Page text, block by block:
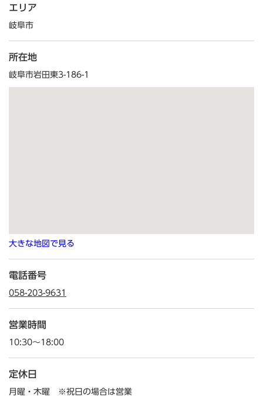
エリア
岐阜市
所在地
岐阜市岩田東3-186-1
大きな地図で見る
電話番号
058-203-9631
営業時間
10:30～18:00
定休日
月曜・木曜 ※祝日の場合は営業